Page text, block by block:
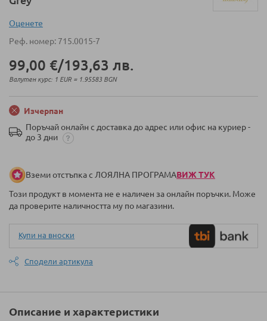
на
галерия
снимки
Оценeте
Реф. номер 715.0015-7
99,00 €/193,63 лв.
Валутен курс: 1 EUR = 1.95583 BGN
Изчерпан
Поръчай онлайн с доставка до адрес или офис на куриер -
до 3 дни
Вземи отстъпка с ЛОЯЛНА ПРОГРАМАВИЖ ТУК
Този продукт в момента не е наличен за онлайн поръчки. Може
да проверите наличността му по магазини.
Купи на вноски
Сподели артикула
Описание и характеристики